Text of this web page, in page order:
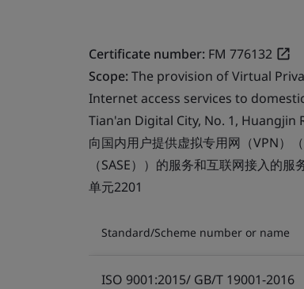
Certificate number: FM 776132
Scope:The provision of Virtual
Internet access services to
Tian'an Digital City, No. 1,
向国内用户提供虚拟专用网（VPN）
（SASE））的服务和互联网接入的
单元2201
Standard/Scheme number or name
ISO 9001:2015/ GB/T 19001-2016